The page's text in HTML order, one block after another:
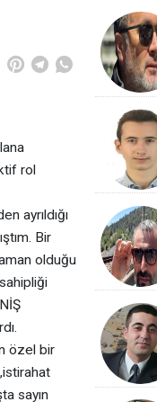
rol
ayrıldığı
Bir
olduğu
özel bir
sayın